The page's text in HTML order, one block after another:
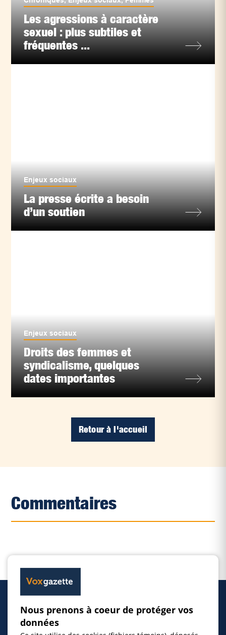
Les agressions à caractère
sexuel : plus subtiles et
fréquentes ...
Enjeux sociaux
La presse écrite a besoin
d’un soutien
Enjeux sociaux
Droits des femmes et
syndicalisme, quelques
dates importantes
Retour à l'accueil
Commentaires
Nous prenons à coeur de protéger vos
données